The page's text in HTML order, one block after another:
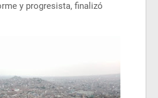
y progresista, finalizó